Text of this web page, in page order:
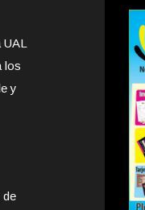
los
y
de